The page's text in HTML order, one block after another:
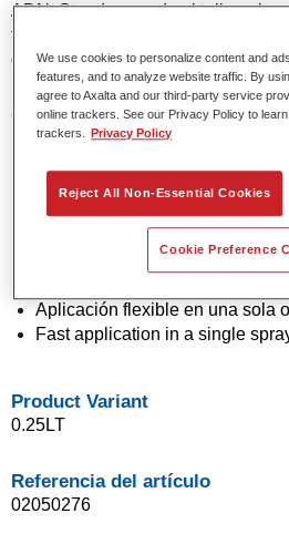
ADN. Standox ayuda al taller a
tanto en las reparaciones sencillas
desafiantes.
Características del producto
Colores sólidos y de efecto con
Excepcional precisión de color.
Excelente control de moteado.
Excelentes propiedades de flujo.
Aplicación flexible en una sola
Fast application in a single
Product Variant
0.25LT
Referencia del artículo
02050276
We use cookies to personalize content and
features, and to analyze website traffic. By
agree to Axalta and our third-party service
online trackers. See our Privacy Policy to
trackers.
Privacy Policy
Reject All Non-Essential Cookies
Cookie Preference